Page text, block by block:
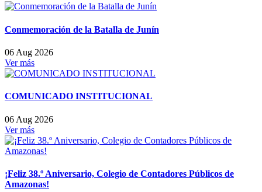
Conmemoración de la Batalla de Junín
06 Aug 2026
Ver más
COMUNICADO INSTITUCIONAL
06 Aug 2026
Ver más
¡Feliz 38.º Aniversario, Colegio de Contadores Públicos de
Amazonas!